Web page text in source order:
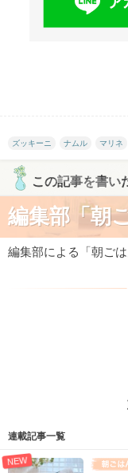
ズッキーニ ナムル マリネ
この記事を書い
編集部「朝
編集部による「朝ご
連載記事一覧
NEW